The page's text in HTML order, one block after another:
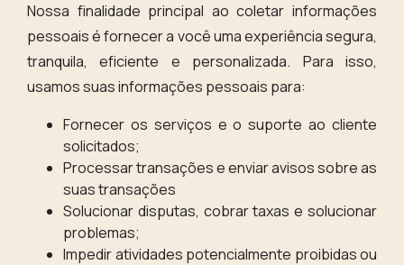
Nossa finalidade principal ao coletar informações
pessoais é fornecer a você uma experiência segura,
tranquila, eficiente e personalizada. Para isso,
usamos suas informações pessoais para:
Fornecer os serviços e o suporte ao cliente
solicitados;
Processar transações e enviar avisos sobre as
suas transações
Solucionar disputas, cobrar taxas e solucionar
problemas;
Impedir atividades potencialmente proibidas ou